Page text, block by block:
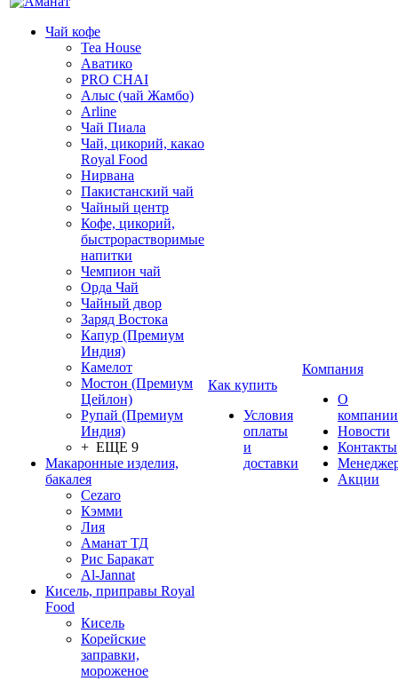
Чай кофе
Tea House
Аватико
PRO CHAI
Алыс (чай Жамбо)
Arline
Чай Пиала
Чай, цикорий, какао
Royal Food
Нирвана
Пакистанский чай
Чайный центр
Кофе, цикорий,
быстрорастворимые
напитки
Чемпион чай
Орда Чай
Чайный двор
Заряд Востока
Капур (Премиум
Индия)
Камелот
Мостон (Премиум
Цейлон)
Рупай (Премиум
Индия)
+ ЕЩЕ 9
Макаронные изделия,
бакалея
Cezaro
Кэмми
Лия
Аманат ТД
Рис Баракат
Al-Jannat
Кисель, приправы Royal
Food
Кисель
Корейские
заправки,
мороженое
Как купить
Условия
оплаты
и
доставки
Компания
О
компании
Новости
Контакты
Акции